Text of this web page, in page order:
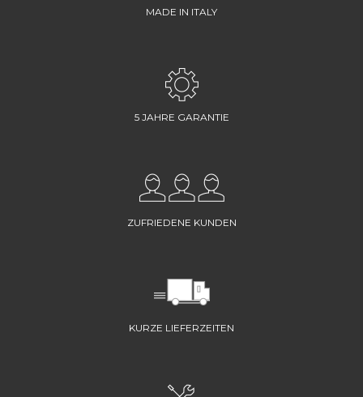
MADE IN ITALY
5 JAHRE GARANTIE
ZUFRIEDENE KUNDEN
KURZE LIEFERZEITEN